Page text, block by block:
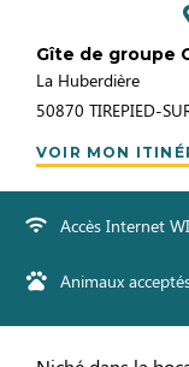
Gîte de groupe
La Huberdière
50870 TIREPIED-
VOIR MON
Accès Internet
Animaux